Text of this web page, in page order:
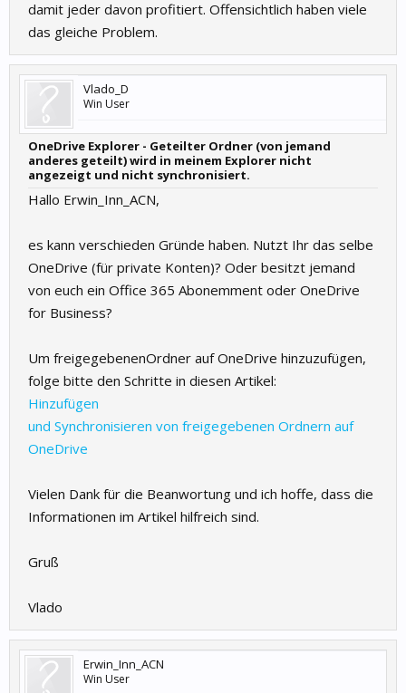
damit jeder davon profitiert. Offensichtlich haben viele
das gleiche Problem.
Vlado_D
Win User
OneDrive Explorer - Geteilter Ordner (von jemand
anderes geteilt) wird in meinem Explorer nicht
angezeigt und nicht synchronisiert.
Hallo Erwin_Inn_ACN,
es kann verschieden Gründe haben. Nutzt Ihr das selbe
OneDrive (für private Konten)? Oder besitzt jemand
von euch ein Office 365 Abonemment oder OneDrive
for Business?
Um freigegebenenOrdner auf OneDrive hinzuzufügen,
folge bitte den Schritte in diesen Artikel:
Hinzufügen
und Synchronisieren von freigegebenen Ordnern auf
OneDrive
Vielen Dank für die Beanwortung und ich hoffe, dass die
Informationen im Artikel hilfreich sind.
Gruß
Vlado
Erwin_Inn_ACN
Win User